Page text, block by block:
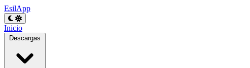
EsilApp
Inicio
Descargas